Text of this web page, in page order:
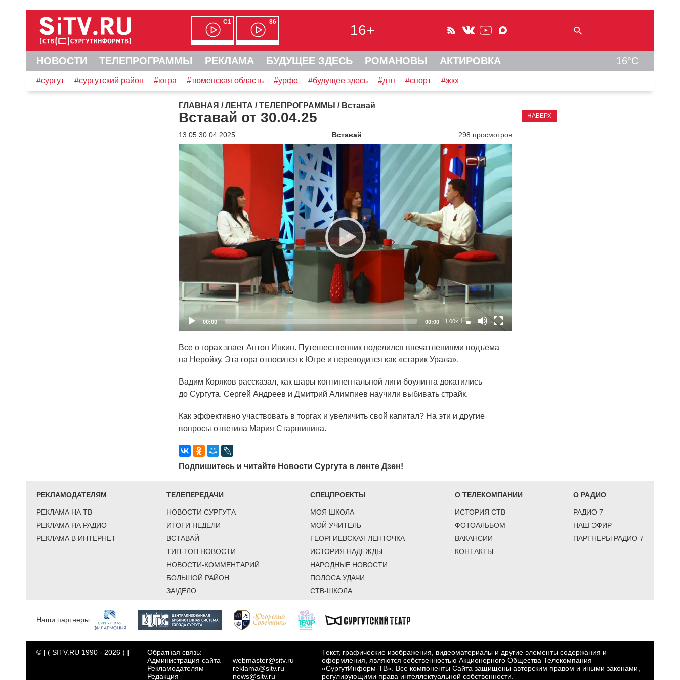
С1 86
16+
НОВОСТИ ТЕЛЕПРОГРАММЫ РЕКЛАМА БУДУЩЕЕ ЗДЕСЬ РОМАНОВЫ АКТИРОВКА 16°C
#сургут #сургутский район #югра #тюменская область #урфо #будущее здесь #дтп #спорт #жкх
ГЛАВНАЯ /ЛЕНТА /ТЕЛЕПРОГРАММЫ / Вставай
Вставай от 30.04.25
13:05 30.04.2025 Вставай 298 просмотров
Видеоплеер
00:00 00:00 1.00x
Все о горах знает Антон Инкин. Путешественник поделился впечатлениями подъема
на Неройку. Эта гора относится к Югре и переводится как «старик Урала».
Вадим Коряков рассказал, как шары континентальной лиги боулинга докатились
до Сургута. Сергей Андреев и Дмитрий Алимпиев научили выбивать страйк.
Как эффективно участвовать в торгах и увеличить свой капитал? На эти и другие
вопросы ответила Мария Старшинина.
Подпишитесь и читайте Новости Сургута в ленте Дзен!
НАВЕРХ
РЕКЛАМОДАТЕЛЯМ
РЕКЛАМА НА ТВ
РЕКЛАМА НА РАДИО
РЕКЛАМА В ИНТЕРНЕТ
ТЕЛЕПЕРЕДАЧИ
НОВОСТИ СУРГУТА
ИТОГИ НЕДЕЛИ
ВСТАВАЙ
ТИП-ТОП НОВОСТИ
НОВОСТИ-КОММЕНТАРИЙ
БОЛЬШОЙ РАЙОН
ЗА!ДЕЛО
СПЕЦПРОЕКТЫ
МОЯ ШКОЛА
МОЙ УЧИТЕЛЬ
ГЕОРГИЕВСКАЯ ЛЕНТОЧКА
ИСТОРИЯ НАДЕЖДЫ
НАРОДНЫЕ НОВОСТИ
ПОЛОСА УДАЧИ
СТВ-ШКОЛА
О ТЕЛЕКОМПАНИИ
ИСТОРИЯ СТВ
ФОТОАЛЬБОМ
ВАКАНСИИ
КОНТАКТЫ
О РАДИО
РАДИО 7
НАШ ЭФИР
ПАРТНЕРЫ РАДИО 7
Наши партнеры:
© [ ( SITV.RU 1990 - 2026 ) ]
Обратная связь:
Администрация сайта
Рекламодателям
Редакция
webmaster@sitv.ru
reklama@sitv.ru
news@sitv.ru
Текст, графические изображения, видеоматериалы и другие элементы содержания и
оформления, являются собственностью Акционерного Общества Телекомпания
«СургутИнформ-ТВ». Все компоненты Сайта защищены авторским правом и иными законами,
регулирующими права интеллектуальной собственности.